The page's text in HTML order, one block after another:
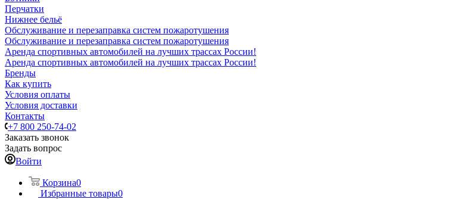
Перчатки
Нижнее бельё
Обслуживание и перезаправка систем пожаротушения
Обслуживание и перезаправка систем пожаротушения
Аренда спортивных автомобилей на лучших трассах России!
Аренда спортивных автомобилей на лучших трассах России!
Бренды
Как купить
Условия оплаты
Условия доставки
Контакты
+7 800 250-74-02
Заказать звонок
Задать вопрос
Войти
Корзина0
Избранные товары0